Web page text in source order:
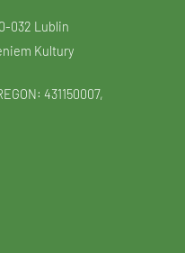
032 Lublin
Kultury
431150007,